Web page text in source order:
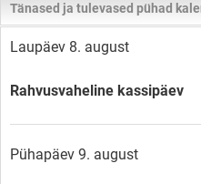
Tänased ja tulevased pühad
Laupäev 8. august
Rahvusvaheline kassipäev
Pühapäev 9. august